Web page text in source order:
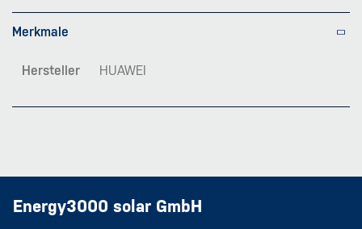
Merkmale
Hersteller HUAWEI
Energy3000 solar GmbH